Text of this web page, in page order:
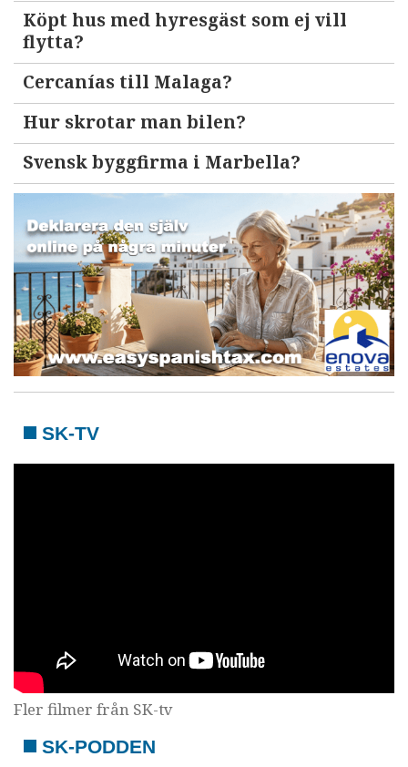
Köpt hus med hyresgäst som ej vill
flytta?
Cercanías till Malaga?
Hur skrotar man bilen?
Svensk byggfirma i Marbella?
SK-TV
Fler filmer från SK-tv
SK-PODDEN